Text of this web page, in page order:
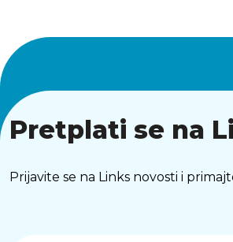
Pretplati se na
Prijavite se na Links novosti i